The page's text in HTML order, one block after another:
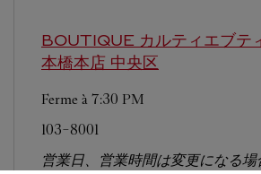
BOUTIQUE カルティエブテ
本橋本店 中央区
Ferme à 7:30 PM
103-8001
営業日、営業時間は変更になる場